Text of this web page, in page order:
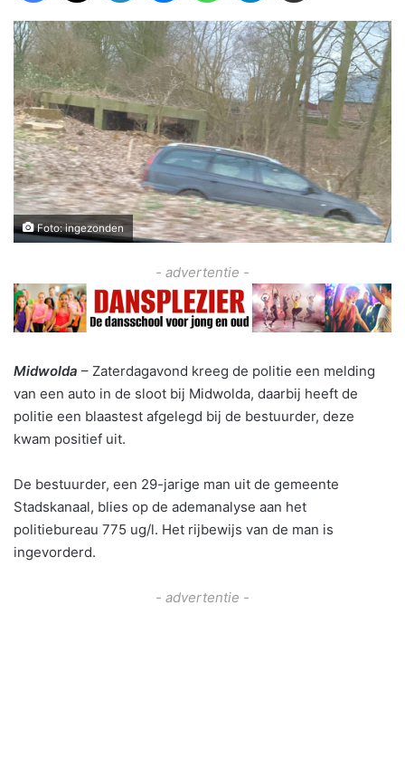
Foto: ingezonden
- advertentie -
Midwolda – Zaterdagavond kreeg de politie een melding
van een auto in de sloot bij Midwolda, daarbij heeft de
politie een blaastest afgelegd bij de bestuurder, deze
kwam positief uit.
De bestuurder, een 29-jarige man uit de gemeente
Stadskanaal, blies op de ademanalyse aan het
politiebureau 775 ug/l. Het rijbewijs van de man is
ingevorderd.
- advertentie -